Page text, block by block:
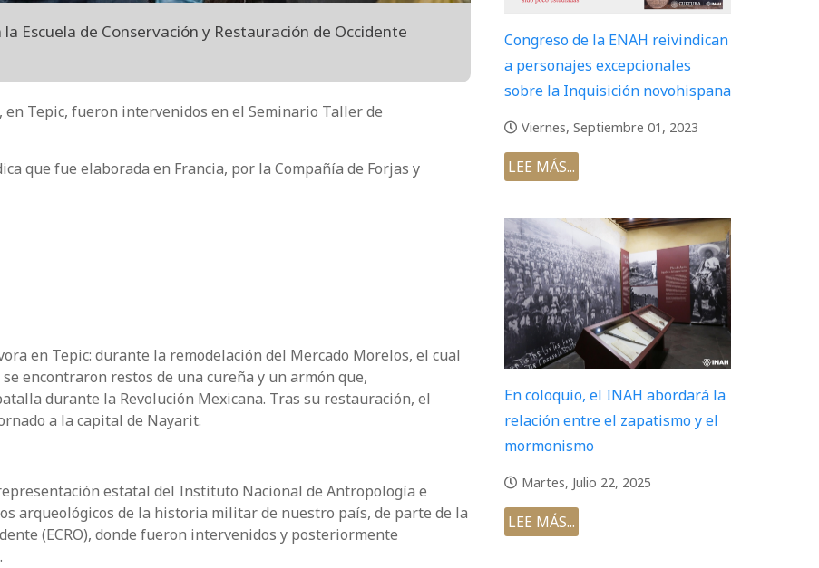
Escuela de Conservación y Restauración de Occidente
Tepic, fueron intervenidos en el Seminario Taller de
que fue elaborada en Francia, por la Compañía de Forjas y
en Tepic: durante la remodelación del Mercado Morelos, el cual
encontraron restos de una cureña y un armón que,
durante la Revolución Mexicana. Tras su restauración, el
a la capital de Nayarit.
estatal del Instituto Nacional de Antropología e
arqueológicos de la historia militar de nuestro país, de parte de la
(ECRO), donde fueron intervenidos y posteriormente
Congreso de la ENAH reivindican
a personajes excepcionales
sobre la Inquisición novohispana
Viernes, Septiembre 01, 2023
LEE MÁS...
En coloquio, el INAH abordará la
relación entre el zapatismo y el
mormonismo
Martes, Julio 22, 2025
LEE MÁS...